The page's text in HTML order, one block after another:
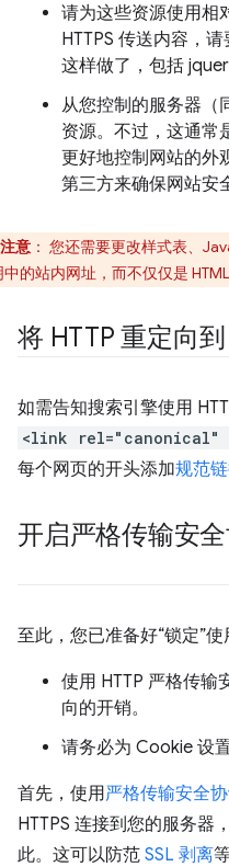
请为这些资源使用相
HTTPS 传送内容，
这样做了，包括
从您控制的服务器（
资源。不过，这通常
更好地控制网站的外
第三方来确保网站安
注意 ： 您还需要更改样式表、
的站内网址，而不仅仅是
将 HTTP 重定向到
如需告知搜索引擎使用
<link
每个网页的开头添加规范
开启严格传输安
至此，您已准备好“锁定”使
使用 HTTP 严格传输
向的开销。
请务必为 Cookie 设
首先，使用严格传输安全
HTTPS 连接到您的服务器
此。这可以防范 SSL 剥离